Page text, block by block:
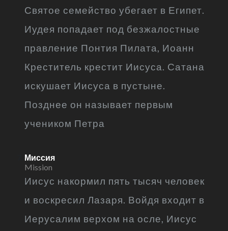
Святое семейство убегает в Египет.
Иудея попадает под безжалостные
правление Понтия Пилата, Иоанн
Креститель крестит Иисуса. Сатана
искушает Иисуса в пустыне.
Позднее он называет первым
учеником Петра
Миссия
Mission
Иисус накормил пять тысяч человек
и воскресил Лазаря. Войдя входит в
Иерусалим верхом на осле, Иисус